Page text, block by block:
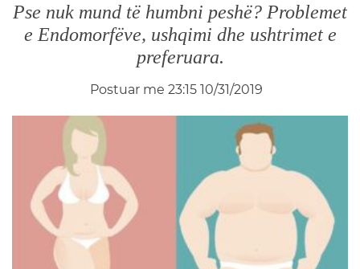
Pse nuk mund të humbni peshë? Problemet
e Endomorfëve, ushqimi dhe ushtrimet e
preferuara.
Postuar me 23:15 10/31/2019